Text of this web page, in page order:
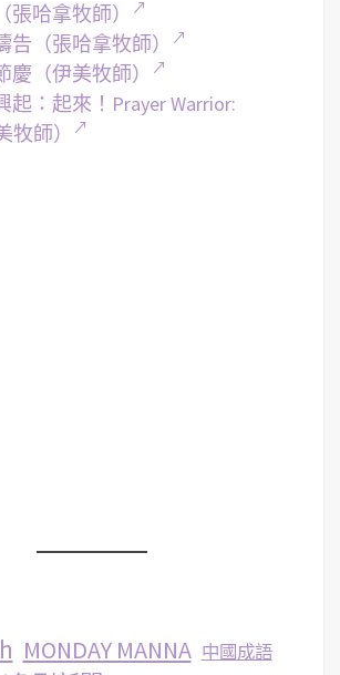
張哈拿牧師）
告（張哈拿牧師）
慶（伊美牧師）
起：起來！Prayer Warrior:
牧師）
MONDAY MANNA 中國成語